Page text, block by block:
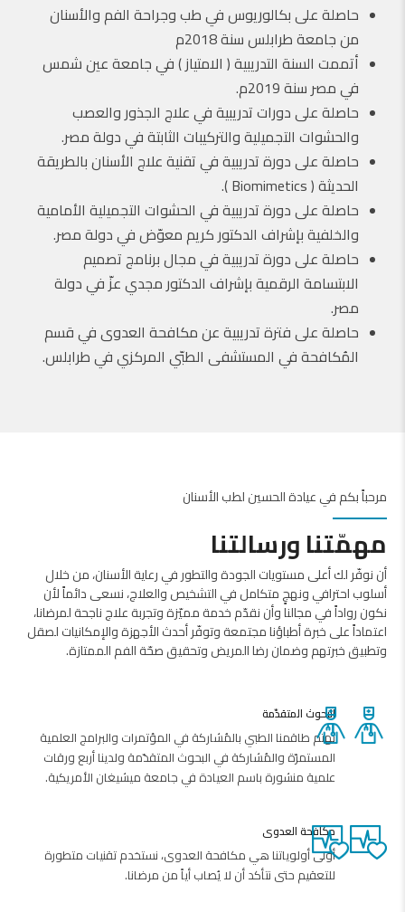
حاصلة على بكالوريوس في طب وجراحة الفم والأسنان
من جامعة طرابلس سنة 2018م
أتممت السنة التدريبية ( الامتياز ) في جامعة عين شمس
في مصر سنة 2019م.
حاصلة على دورات تدريبية في علاج الجذور والعصب
والحشوات التجميلية والتركيبات الثابتة في دولة مصر.
حاصلة على دورة تدريبية في تقنية علاج الأسنان بالطريقة
الحديثة ( Biomimetics ).
حاصلة على دورة تدريبية في الحشوات التجميلية الأمامية
والخلفية بإشراف الدكتور كريم معوّض في دولة مصر.
حاصلة على دورة تدريبية في مجال برنامج تصميم
الابتسامة الرقمية بإشراف الدكتور مجدي عزّ في دولة
مصر.
حاصلة على فترة تدريبية عن مكافحة العدوى في قسم
المُكافحة في المستشفى الطبّي المركزي في طرابلس.
مرحباً بكم في عيادة الحسين لطب الأسنان
مهمّتنا ورسالتنا
أن نوفّر لك أعلى مستويات الجودة والتطور في رعاية الأسنان، من خلال
أسلوب احترافي ونهجٍ متكامل في التشخيص والعلاج، نسعى دائماً لأن
نكون رواداً في مجالنا وأن نقدّم خدمة مميّزة وتجربة علاج ناجحة لمرضانا،
اعتماداً على خبرة أطباؤنا مجتمعة وتوفّر أحدث الأجهزة والإمكانيات لصقل
وتطبيق خبرتهم وضمان رضا المريض وتحقيق صحّة الفم الممتازة.
البحوث المتقدّمة
يهتم طاقمنا الطبي بالمُشاركة في المؤتمرات والبرامج العلمية
المستمرّة والمُشاركة في البحوث المتقدّمة ولدينا أربع ورقات
علمية منشورة باسم العيادة في جامعة ميشيغان الأمريكية.
مكافحة العدوى
أولى أولوياتنا هي مكافحة العدوى، نستخدم تقنيات متطورة
للتعقيم حتى نتأكد أن لا يُصاب أياً من مرضانا.